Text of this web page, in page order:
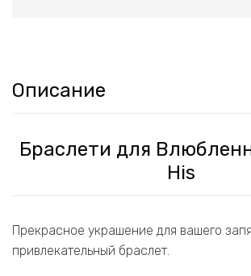
Описание
Браслети для
His
Прекрасное украшение для вашего
привлекательный браслет.